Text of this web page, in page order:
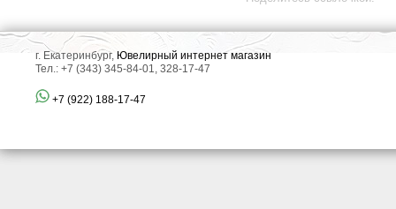
г. Екатеринбург, Ювелирный интернет магазин
Тел.: +7 (343) 345-84-01, 328-17-47
+7 (922) 188-17-47